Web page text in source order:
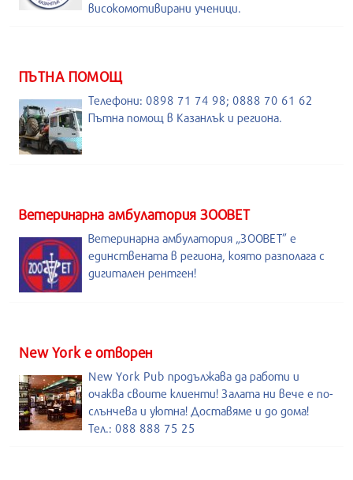
високомотивирани ученици.
ПЪТНА ПОМОЩ
Телефони: 0898 71 74 98; 0888 70 61 62
Пътна помощ в Казанлък и региона.
Ветеринарна амбулатория ЗООВЕТ
Ветеринарна амбулатория „ЗООВЕТ” е
единствената в региона, която разполага с
дигитален рентген!
New York е отворен
New York Pub продължава да работи и
очаква своите клиенти! Залата ни вече е по-
слънчева и уютна! Доставяме и до дома!
Тел.: 088 888 75 25